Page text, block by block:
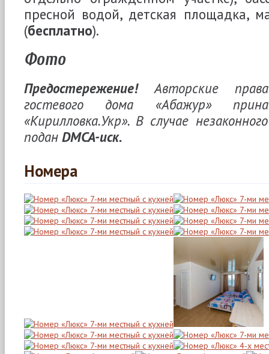
пресной водой, детская площадка,
(бесплатно).
Фото
Предостережение!Авторские
гостевого дома «Абажур»
«Кирилловка.Укр». В случае
подан DMCA-иск.
Номера